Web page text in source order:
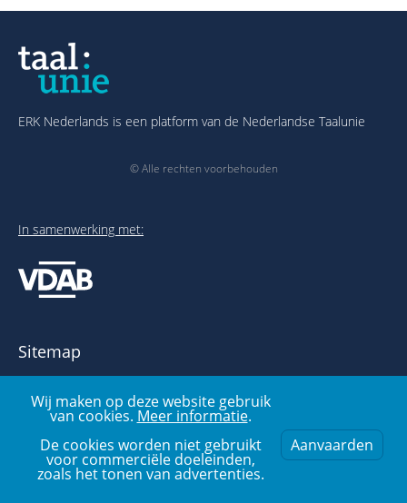
ERK Nederlands is een platform van de Nederlandse Taalunie
© Alle rechten voorbehouden
In samenwerking met:
Sitemap
Publicaties en links
Voorbeelden- en oefenbank
Over deze website
Wij maken op deze website gebruik
van cookies. Meer informatie.
De cookies worden niet gebruikt
voor commerciële doeleinden,
zoals het tonen van advertenties.
Aanvaarden